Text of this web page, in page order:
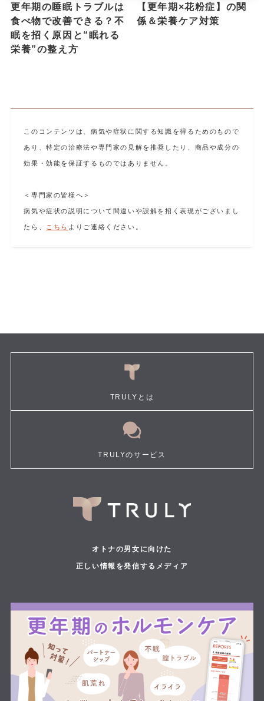
更年期の睡眠トラブルは
食べ物で改善できる？不
眠を招く原因と“眠れる
栄養”の整え方
【更年期×花粉症】の関
係＆栄養ケア対策
このコンテンツは、病気や症状に関する知識を得るためのもので
あり、特定の治療法や専門家の見解を推奨したり、商品や成分の
効果・効能を保証するものではありません。
＜専門家の皆様へ＞
病気や症状の説明について間違いや誤解を招く表現がございまし
たら、 こちら よりご連絡ください。
TRULYとは
TRULYのサービス
オトナの男女に向けた
正しい情報を発信するメディア